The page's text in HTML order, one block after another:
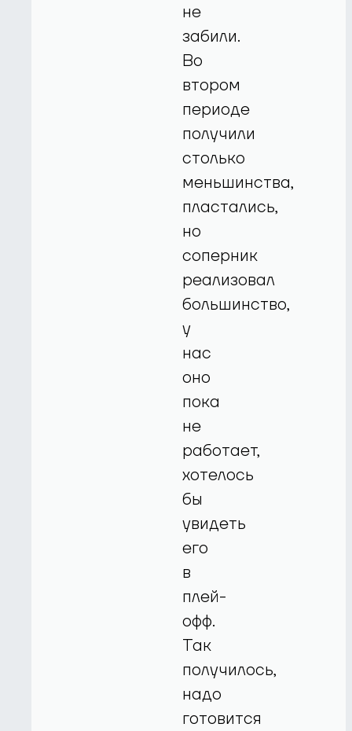
не
забили.
Во
втором
периоде
получили
столько
меньшинства,
пластались,
но
соперник
реализовал
большинство,
у
нас
оно
пока
не
работает,
хотелось
бы
увидеть
его
в
плей-
офф.
Так
получилось,
надо
готовится